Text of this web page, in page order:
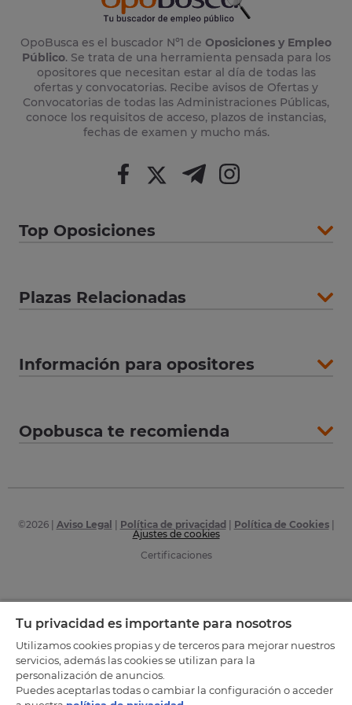
OpoBusca es el buscador Nº1 de Oposiciones y Empleo
Público. Se trata de una herramienta pensada para los
opositores que necesitan estar al día de todas las
ofertas y convocatorias. Recibe avisos de Ofertas y
Convocatorias de todas las Administraciones Públicas,
conoce los requisitos de acceso, plazos de instancias,
fechas de examen y mucho más.
Top Oposiciones
Plazas Relacionadas
Información para opositores
Opobusca te recomienda
©2026| Aviso Legal Política de privacidad Política de Cookies|
Ajustes de cookies
Certificaciones
Tu privacidad es importante para nosotros
Utilizamos cookies propias y de terceros para mejorar nuestros
servicios, además las cookies se utilizan para la
personalización de anuncios.
Puedes aceptarlas todas o cambiar la configuración o acceder